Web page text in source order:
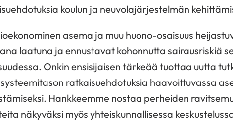
koulun ja neuvolajärjestelmän
asema ja muu huono-osaisuus
laatuna ja ennustavat kohonnutta sairausriskiä
Onkin ensisijaisen tärkeää tuottaa uutta
ratkaisuehdotuksia haavoittuvassa
Hankkeemme nostaa perheiden
näkyväksi myös yhteiskunnallisessa